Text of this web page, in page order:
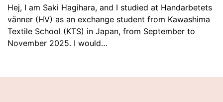
Hej, I am Saki Hagihara, and I studied at Handarbetets
vänner (HV) as an exchange student from Kawashima
Textile School (KTS) in Japan, from September to
November 2025. I would…